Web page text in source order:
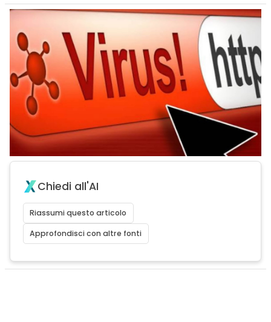
Chiedi all'AI
Riassumi questo articolo
Approfondisci con altre fonti